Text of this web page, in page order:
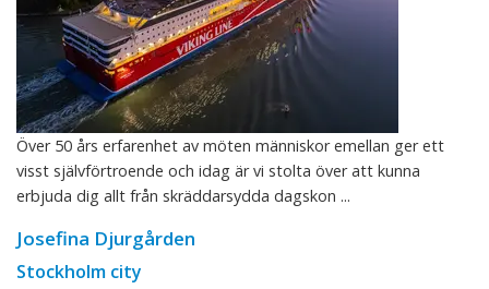
Över 50 års erfarenhet av möten människor emellan ger ett
visst självförtroende och idag är vi stolta över att kunna
erbjuda dig allt från skräddarsydda dagskon ...
Josefina Djurgården
Stockholm city